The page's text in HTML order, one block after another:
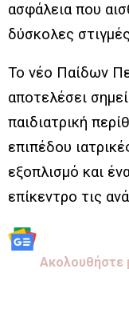
ασφάλεια που
δύσκολες
Το νέο Παίδων
αποτελέσει
παιδιατρική
επιπέδου
εξοπλισμό και
επίκεντρο τις
Aκολουθήστε